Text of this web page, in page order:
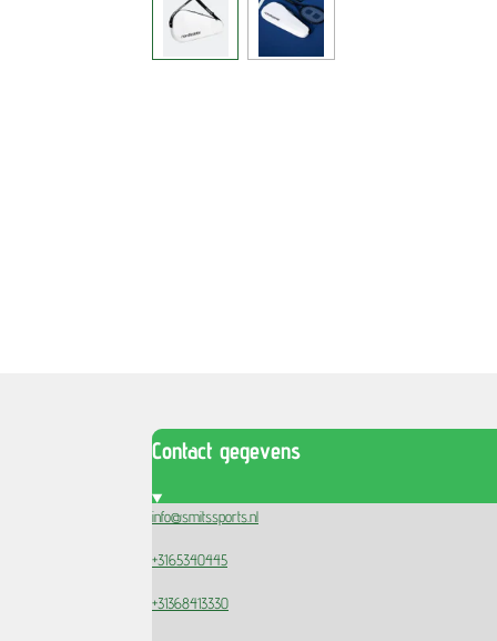
Contact gegevens
info@smitssports.nl
+3165340445
+31368413330